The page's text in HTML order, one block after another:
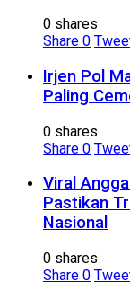
0 shares
Share 0
Irjen Pol
Paling
0 shares
Share 0
Viral
Pastikan
Nasional
0 shares
Share 0